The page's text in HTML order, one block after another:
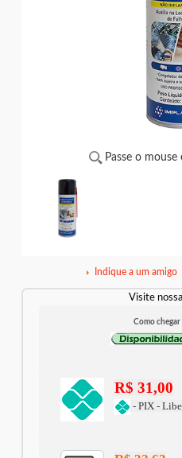
Passe o mouse
Indique a um amigo
Visite
Como chegar
R$ 31,00
- PIX -